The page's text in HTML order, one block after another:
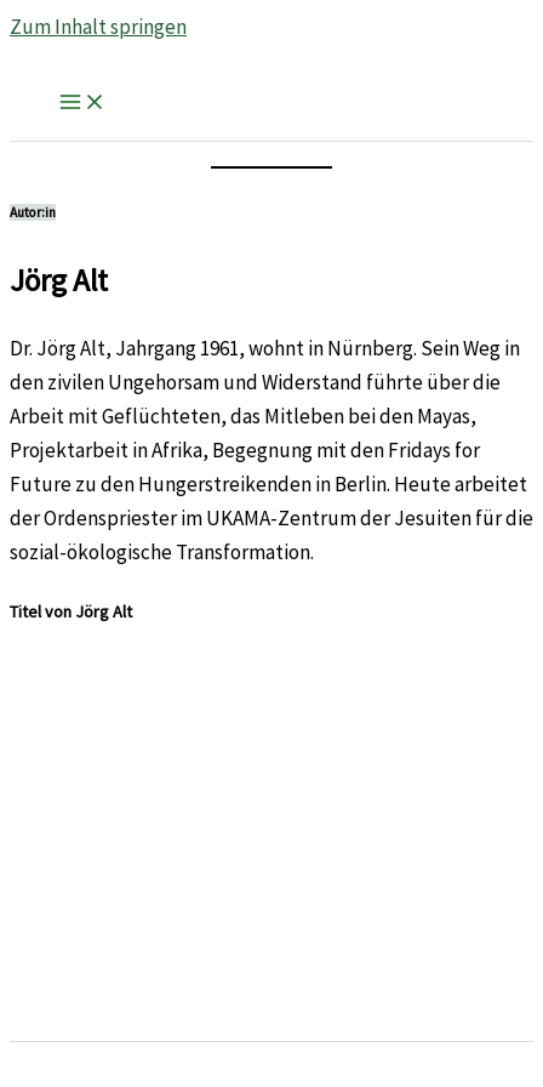
Zum Inhalt springen
Autor:in
Jörg Alt
Dr. Jörg Alt, Jahrgang 1961, wohnt in Nürnberg. Sein Weg in
den zivilen Ungehorsam und Widerstand führte über die
Arbeit mit Geflüchteten, das Mitleben bei den Mayas,
Projektarbeit in Afrika, Begegnung mit den Fridays for
Future zu den Hungerstreikenden in Berlin. Heute arbeitet
der Ordenspriester im UKAMA-Zentrum der Jesuiten für die
sozial-ökologische Transformation.
Titel von Jörg Alt